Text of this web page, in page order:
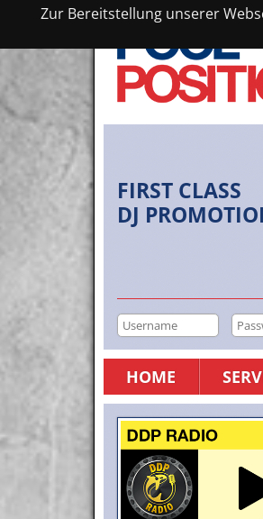
Zur Bereitstellung unserer
FIRST CLASS
DJ
HOME